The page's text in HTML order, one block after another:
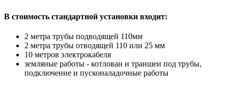
В стоимость стандартной установки входит:
2 метра трубы подводящей 110мм
2 метра трубы отводящей 110 или 25 мм
10 метров электрокабеля
земляные работы - котлован и траншеи под трубы,
подключение и пусконаладочные работы